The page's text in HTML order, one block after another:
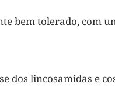
bem tolerado, com
dos lincosamidas e